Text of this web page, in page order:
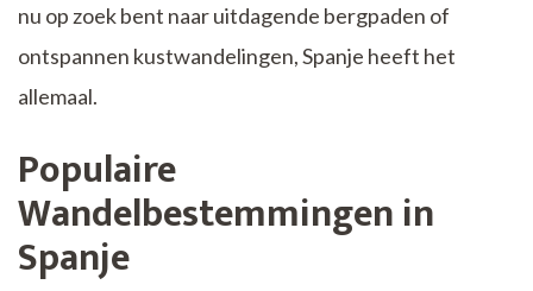
nu op zoek bent naar uitdagende bergpaden of
ontspannen kustwandelingen, Spanje heeft het
allemaal.
Populaire
Wandelbestemmingen in
Spanje